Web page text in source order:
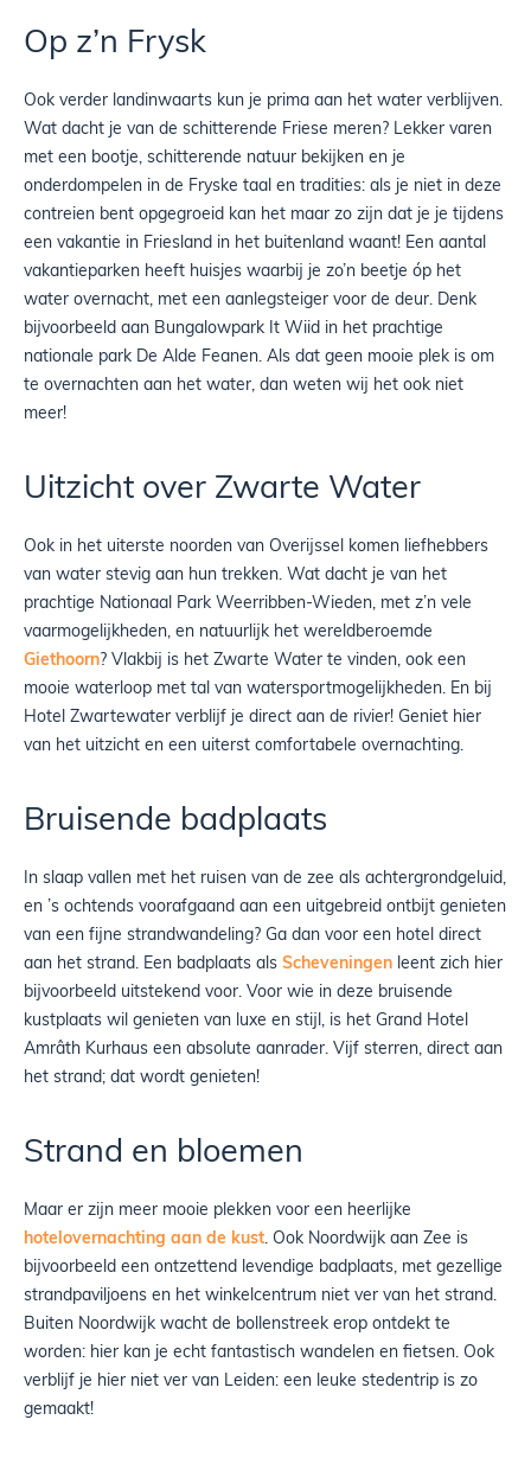
Op z’n Frysk
Ook verder landinwaarts kun je prima aan het water verblijven.
Wat dacht je van de schitterende Friese meren? Lekker varen
met een bootje, schitterende natuur bekijken en je
onderdompelen in de Fryske taal en tradities: als je niet in deze
contreien bent opgegroeid kan het maar zo zijn dat je je tijdens
een vakantie in Friesland in het buitenland waant! Een aantal
vakantieparken heeft huisjes waarbij je zo’n beetje óp het
water overnacht, met een aanlegsteiger voor de deur. Denk
bijvoorbeeld aan Bungalowpark It Wiid in het prachtige
nationale park De Alde Feanen. Als dat geen mooie plek is om
te overnachten aan het water, dan weten wij het ook niet
meer!
Uitzicht over Zwarte Water
Ook in het uiterste noorden van Overijssel komen liefhebbers
van water stevig aan hun trekken. Wat dacht je van het
prachtige Nationaal Park Weerribben-Wieden, met z’n vele
vaarmogelijkheden, en natuurlijk het wereldberoemde
Giethoorn? Vlakbij is het Zwarte Water te vinden, ook een
mooie waterloop met tal van watersportmogelijkheden. En bij
Hotel Zwartewater verblijf je direct aan de rivier! Geniet hier
van het uitzicht en een uiterst comfortabele overnachting.
Bruisende badplaats
In slaap vallen met het ruisen van de zee als achtergrondgeluid,
en ’s ochtends voorafgaand aan een uitgebreid ontbijt genieten
van een fijne strandwandeling? Ga dan voor een hotel direct
aan het strand. Een badplaats als Scheveningen leent zich hier
bijvoorbeeld uitstekend voor. Voor wie in deze bruisende
kustplaats wil genieten van luxe en stijl, is het Grand Hotel
Amrâth Kurhaus een absolute aanrader. Vijf sterren, direct aan
het strand; dat wordt genieten!
Strand en bloemen
Maar er zijn meer mooie plekken voor een heerlijke
hotelovernachting aan de kust. Ook Noordwijk aan Zee is
bijvoorbeeld een ontzettend levendige badplaats, met gezellige
strandpaviljoens en het winkelcentrum niet ver van het strand.
Buiten Noordwijk wacht de bollenstreek erop ontdekt te
worden: hier kan je echt fantastisch wandelen en fietsen. Ook
verblijf je hier niet ver van Leiden: een leuke stedentrip is zo
gemaakt!